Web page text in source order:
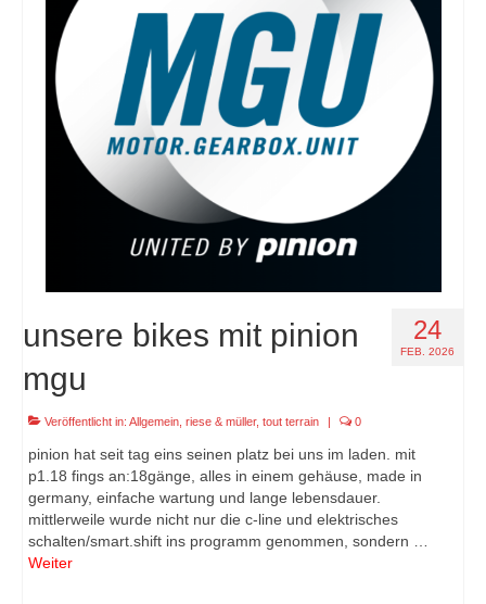
24
FEB. 2026
unsere bikes mit pinion
mgu
Veröffentlicht in: Allgemein riese & müller, tout terrain | 0
pinion hat seit tag eins seinen platz bei uns im laden. mit
p1.18 fings an:18gänge, alles in einem gehäuse, made in
germany, einfache wartung und lange lebensdauer.
mittlerweile wurde nicht nur die c-line und elektrisches
schalten/smart.shift ins programm genommen, sondern …
Weiter